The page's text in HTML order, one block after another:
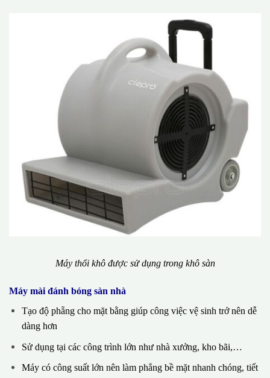
Máy thổi khô được sử dụng trong khô sàn
Máy mài đánh bóng sàn nhà
Tạo độ phẵng cho mặt bằng giúp công việc vệ sinh trở nên dễ
dàng hơn
Sử dụng tại các công trình lớn như nhà xưởng, kho bãi,…
Máy có công suất lớn nên làm phẳng bề mặt nhanh chóng, tiết